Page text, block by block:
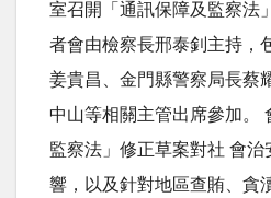
室召開「通訊保障及監察法
者會由檢察長邢泰釗主持，
姜貴昌、金門縣警察局長蔡
中山等相關主管出席參加。
監察法」修正草案對社 會
響，以及針對地區查賄、貪